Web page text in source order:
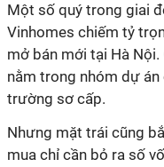
Một số quý trong giai
Vinhomes chiếm tỷ
mở bán mới tại Hà
nằm trong nhóm dự
trường sơ cấp.
Nhưng mặt trái cũng
mua chỉ cần bỏ ra số